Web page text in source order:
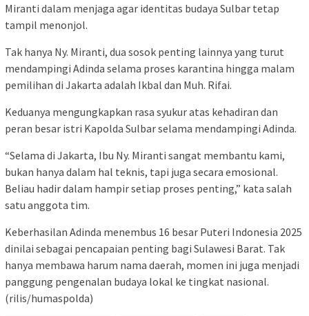
Miranti dalam menjaga agar identitas budaya Sulbar tetap
tampil menonjol.
Tak hanya Ny. Miranti, dua sosok penting lainnya yang turut
mendampingi Adinda selama proses karantina hingga malam
pemilihan di Jakarta adalah Ikbal dan Muh. Rifai.
Keduanya mengungkapkan rasa syukur atas kehadiran dan
peran besar istri Kapolda Sulbar selama mendampingi Adinda.
“Selama di Jakarta, Ibu Ny. Miranti sangat membantu kami,
bukan hanya dalam hal teknis, tapi juga secara emosional.
Beliau hadir dalam hampir setiap proses penting,” kata salah
satu anggota tim.
Keberhasilan Adinda menembus 16 besar Puteri Indonesia 2025
dinilai sebagai pencapaian penting bagi Sulawesi Barat. Tak
hanya membawa harum nama daerah, momen ini juga menjadi
panggung pengenalan budaya lokal ke tingkat nasional.
(rilis/humaspolda)